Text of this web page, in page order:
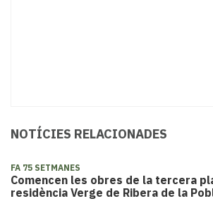
NOTÍCIES RELACIONADES
FA 75 SETMANES
Comencen les obres de la tercera
residència Verge de Ribera de la